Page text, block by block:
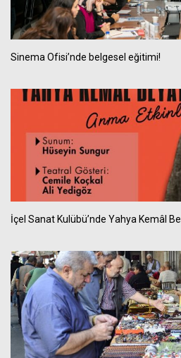
Sinema Ofisi’nde belgesel eğitimi!
İçel Sanat Kulübü’nde Yahya Kemâl